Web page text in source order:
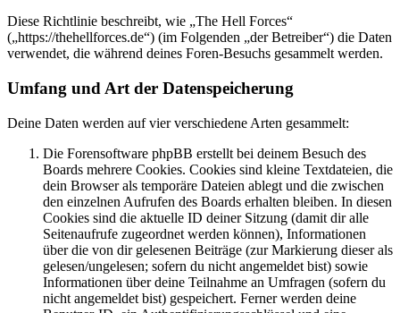
Diese Richtlinie beschreibt, wie „The Hell Forces“
(„https://thehellforces.de“) (im Folgenden „der Betreiber“) die Daten
verwendet, die während deines Foren-Besuchs gesammelt werden.
Umfang und Art der Datenspeicherung
Deine Daten werden auf vier verschiedene Arten gesammelt:
Die Forensoftware phpBB erstellt bei deinem Besuch des
Boards mehrere Cookies. Cookies sind kleine Textdateien, die
dein Browser als temporäre Dateien ablegt und die zwischen
den einzelnen Aufrufen des Boards erhalten bleiben. In diesen
Cookies sind die aktuelle ID deiner Sitzung (damit dir alle
Seitenaufrufe zugeordnet werden können), Informationen
über die von dir gelesenen Beiträge (zur Markierung dieser als
gelesen/ungelesen; sofern du nicht angemeldet bist) sowie
Informationen über deine Teilnahme an Umfragen (sofern du
nicht angemeldet bist) gespeichert. Ferner werden deine